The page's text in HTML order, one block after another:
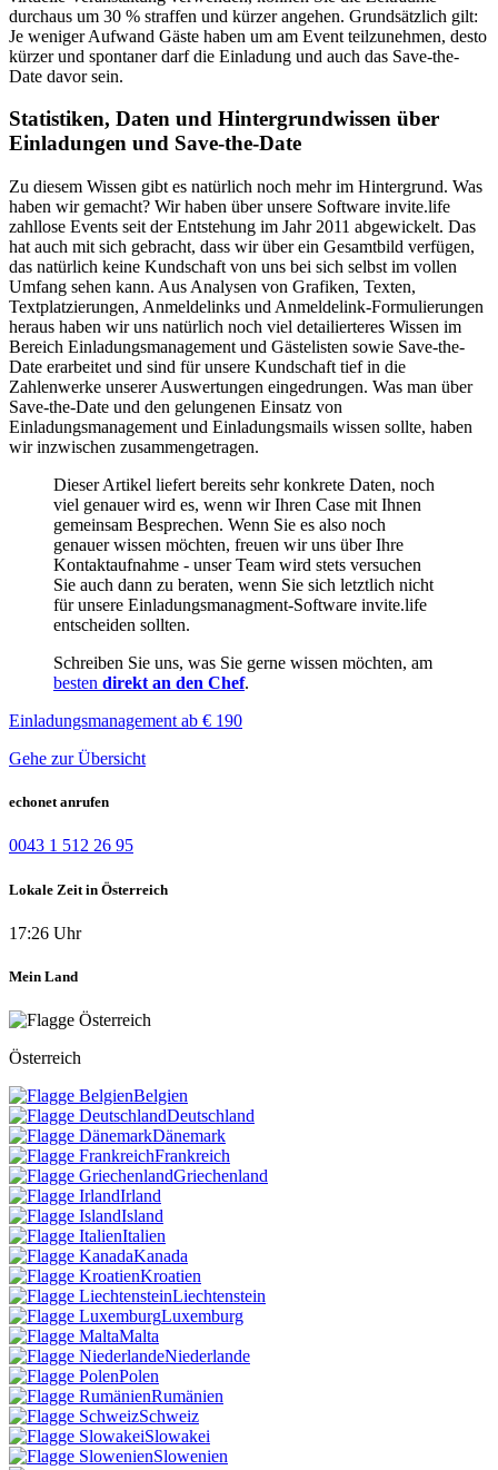
durchaus um 30 % straffen und kürzer angehen. Grundsätzlich gilt:
Je weniger Aufwand Gäste haben um am Event teilzunehmen, desto
kürzer und spontaner darf die Einladung und auch das Save-the-
Date davor sein.
Statistiken, Daten und Hintergrundwissen über
Einladungen und Save-the-Date
Zu diesem Wissen gibt es natürlich noch mehr im Hintergrund. Was
haben wir gemacht? Wir haben über unsere Software invite.life
zahllose Events seit der Entstehung im Jahr 2011 abgewickelt. Das
hat auch mit sich gebracht, dass wir über ein Gesamtbild verfügen,
das natürlich keine Kundschaft von uns bei sich selbst im vollen
Umfang sehen kann. Aus Analysen von Grafiken, Texten,
Textplatzierungen, Anmeldelinks und Anmeldelink-Formulierungen
heraus haben wir uns natürlich noch viel detailierteres Wissen im
Bereich Einladungsmanagement und Gästelisten sowie Save-the-
Date erarbeitet und sind für unsere Kundschaft tief in die
Zahlenwerke unserer Auswertungen eingedrungen. Was man über
Save-the-Date und den gelungenen Einsatz von
Einladungsmanagement und Einladungsmails wissen sollte, haben
wir inzwischen zusammengetragen.
Dieser Artikel liefert bereits sehr konkrete Daten, noch
viel genauer wird es, wenn wir Ihren Case mit Ihnen
gemeinsam Besprechen. Wenn Sie es also noch
genauer wissen möchten, freuen wir uns über Ihre
Kontaktaufnahme - unser Team wird stets versuchen
Sie auch dann zu beraten, wenn Sie sich letztlich nicht
für unsere Einladungsmanagment-Software invite.life
entscheiden sollten.
Schreiben Sie uns, was Sie gerne wissen möchten, am
besten direkt an den Chef.
Einladungsmanagement ab € 190
Gehe zur Übersicht
echonet anrufen
0043 1 512 26 95
Lokale Zeit in Österreich
17:26 Uhr
Mein Land
Österreich
Belgien
Deutschland
Dänemark
Frankreich
Griechenland
Irland
Island
Italien
Kanada
Kroatien
Liechtenstein
Luxemburg
Malta
Niederlande
Polen
Rumänien
Schweiz
Slowakei
Slowenien